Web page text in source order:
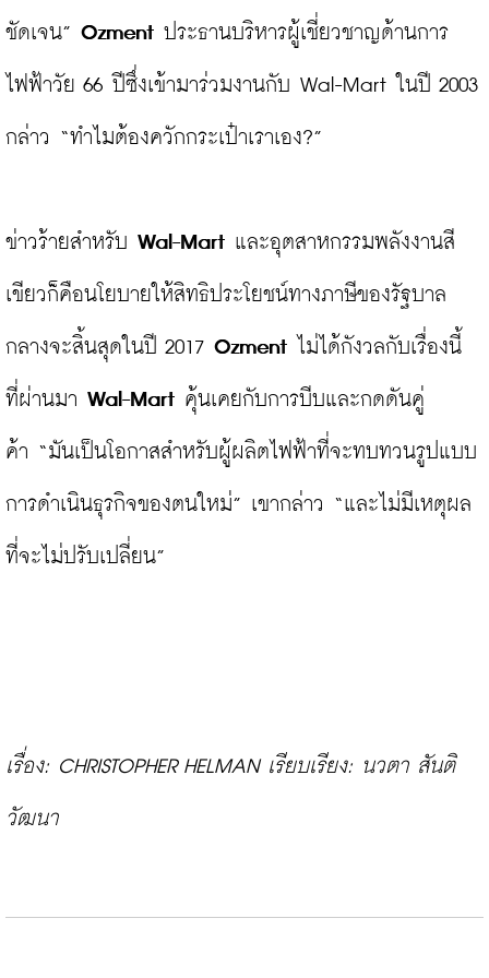
ชัดเจน” Ozment ประธานบริหารผู้เชี่ยวชาญด้านการ
ไฟฟ้าวัย 66 ปีซึ่งเข้ามาร่วมงานกับ Wal-Mart ในปี 2003
กล่าว “ทำไมต้องควักกระเป๋าเราเอง?”
ข่าวร้ายสำหรับ Wal-Mart และอุตสาหกรรมพลังงานสี
เขียวก็คือนโยบายให้สิทธิประโยชน์ทางภาษีของรัฐบาล
กลางจะสิ้นสุดในปี 2017 Ozment ไม่ได้กังวลกับเรื่องนี้
ที่ผ่านมา Wal-Mart คุ้นเคยกับการบีบและกดดันคู่
ค้า “มันเป็นโอกาสสำหรับผู้ผลิตไฟฟ้าที่จะทบทวนรูปแบบ
การดำเนินธุรกิจของตนใหม่” เขากล่าว “และไม่มีเหตุผล
ที่จะไม่ปรับเปลี่ยน”
เรื่อง: CHRISTOPHER HELMAN เรียบเรียง: นวตา สันติ
วัฒนา